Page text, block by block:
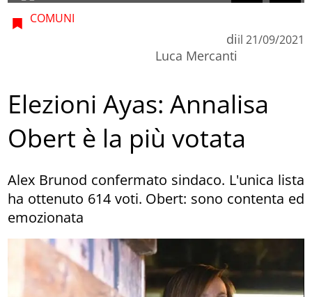
COMUNI
di
Luca Mercanti
il 21/09/2021
Elezioni Ayas: Annalisa
Obert è la più votata
Alex Brunod confermato sindaco. L'unica lista
ha ottenuto 614 voti. Obert: sono contenta ed
emozionata